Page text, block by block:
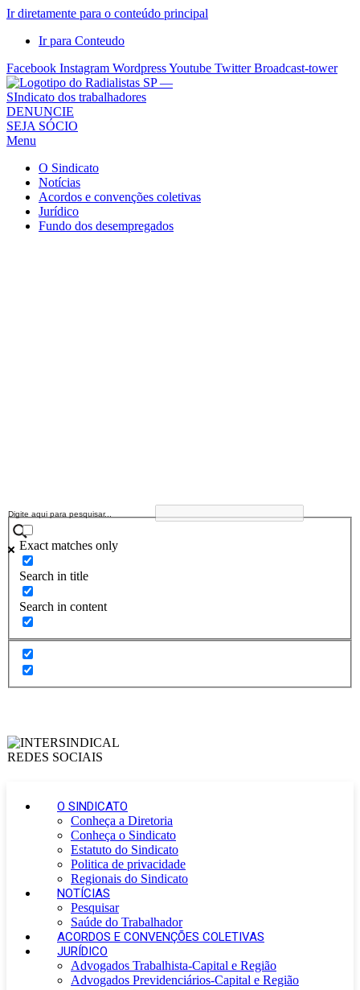
Ir diretamente para o conteúdo principal
Ir para Conteudo
Facebook Instagram WordpressYoutube Twitter Broadcast-tower
Sindicato
dos
Radialistas
São
Paulo
Sindicato
DENUNCIE
SEJA SÓCIO
Menu
O Sindicato
Notícias
Acordos e convenções coletivas
Jurídico
Fundo dos desempregados
Exact matches only
Search in title
Search in content
O SINDICATO
Conheça a Diretoria
Conheça o Sindicato
Estatuto do Sindicato
Politica de privacidade
Regionais do Sindicato
NOTÍCIAS
Pesquisar
Saúde do Trabalhador
ACORDOS E CONVENÇÕES COLETIVAS
JURÍDICO
Advogados Trabalhista-Capital e Região
Advogados Previdenciários-Capital e Região